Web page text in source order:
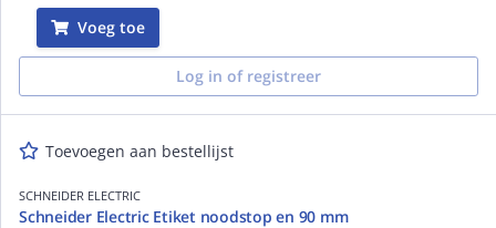
Voeg toe
Log in of registreer
Toevoegen aan bestellijst
SCHNEIDER ELECTRIC
Schneider Electric Etiket noodstop en 90 mm